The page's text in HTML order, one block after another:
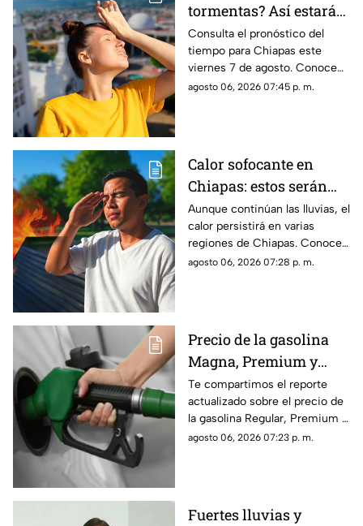
tormentas? Así estará
el clima este viernes 7
de agosto en Chiapas
Consulta el pronóstico del
tiempo para Chiapas este
viernes 7 de agosto. Conoce
las regiones con probabilidad
agosto 06, 2026 07:45 p. m.
Calor sofocante en
Chiapas: estos serán
los municipios con las
temperaturas más altas
este viernes 7 de agosto
Aunque continúan las lluvias, el
calor persistirá en varias
regiones de Chiapas. Conoce
cuáles serán los municipios
agosto 06, 2026 07:28 p. m.
Precio de la gasolina
Magna, Premium y
Diésel en Chiapas:
costo por municipio
este viernes 7 de agosto
Te compartimos el reporte
actualizado sobre el precio de
la gasolina Regular, Premium y
Diésel en las estaciones de
agosto 06, 2026 07:23 p. m.
Fuertes lluvias y